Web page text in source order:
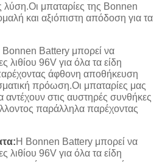
λύση.Οι μπαταρίες της Bonnen
και αξιόπιστη απόδοση για τα
Bonnen Battery μπορεί να
λιθίου 96V για όλα τα είδη
άφθονη αποθήκευση
πρόωση.Οι μπαταρίες μας
αντέχουν στις αυστηρές συνθήκες
παράλληλα παρέχοντας
Η Bonnen Battery μπορεί να
λιθίου 96V για όλα τα είδη